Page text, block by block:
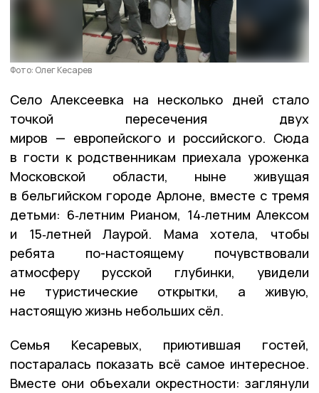
Фото: Олег Кесарев
Село Алексеевка на несколько дней стало
точкой пересечения двух
миров — европейского и российского. Сюда
в гости к родственникам приехала уроженка
Московской области, ныне живущая
в бельгийском городе Арлоне, вместе с тремя
детьми: 6‑летним Рианом, 14‑летним Алексом
и 15‑летней Лаурой. Мама хотела, чтобы
ребята по-настоящему почувствовали
атмосферу русской глубинки, увидели
не туристические открытки, а живую,
настоящую жизнь небольших сёл.
Семья Кесаревых, приютившая гостей,
постаралась показать всё самое интересное.
Вместе они объехали окрестности: заглянули